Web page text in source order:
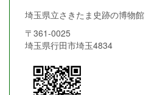
埼玉県立さきたま史跡の博物館
〒361-0025
埼玉県行田市埼玉4834